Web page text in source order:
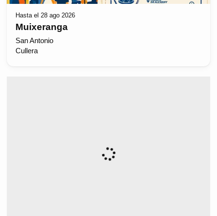
Hasta el 28 ago 2026
Muixeranga
San Antonio
Cullera